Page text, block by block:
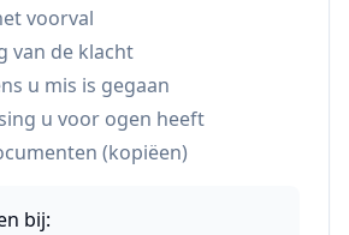
voorval
van de klacht
u mis is gegaan
u voor ogen heeft
(kopiëen)
bij: